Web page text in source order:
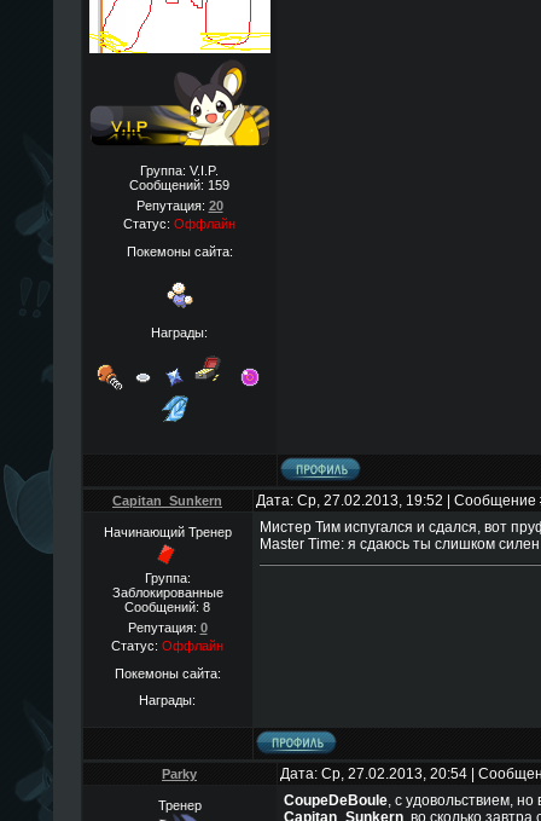
Группа: V.I.P.
Сообщений: 159
Репутация: 20
Статус: Оффлайн
Покемоны сайта:
Награды:
Capitan_Sunkern Дата: Ср, 27.02.2013, 19:52 | Сообщение
Начинающий Тренер
Группа:
Заблокированные
Сообщений: 8
Репутация: 0
Статус: Оффлайн
Покемоны сайта:
Награды:
Мистер Тим испугался и сдался, вот
Master Time: я сдаюсь ты слишком
Parky Дата: Ср, 27.02.2013, 20:54 |
Тренер CoupeDeBoule, с удовольствием, но
Capitan_Sunkern, во сколько